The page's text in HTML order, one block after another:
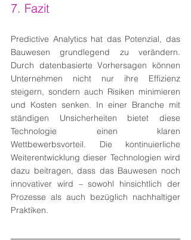
7. Fazit
Predictive Analytics hat das Potenzial, das
Bauwesen grundlegend zu verändern.
Durch datenbasierte Vorhersagen können
Unternehmen nicht nur ihre Effizienz
steigern, sondern auch Risiken minimieren
und Kosten senken. In einer Branche mit
ständigen Unsicherheiten bietet diese
Technologie einen klaren
Wettbewerbsvorteil. Die kontinuierliche
Weiterentwicklung dieser Technologien wird
dazu beitragen, dass das Bauwesen noch
innovativer wird – sowohl hinsichtlich der
Prozesse als auch bezüglich nachhaltiger
Praktiken.